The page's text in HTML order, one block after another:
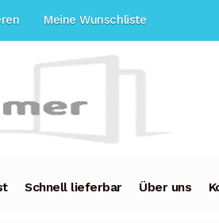
Meine Wunschliste
Schnell lieferbar Über uns